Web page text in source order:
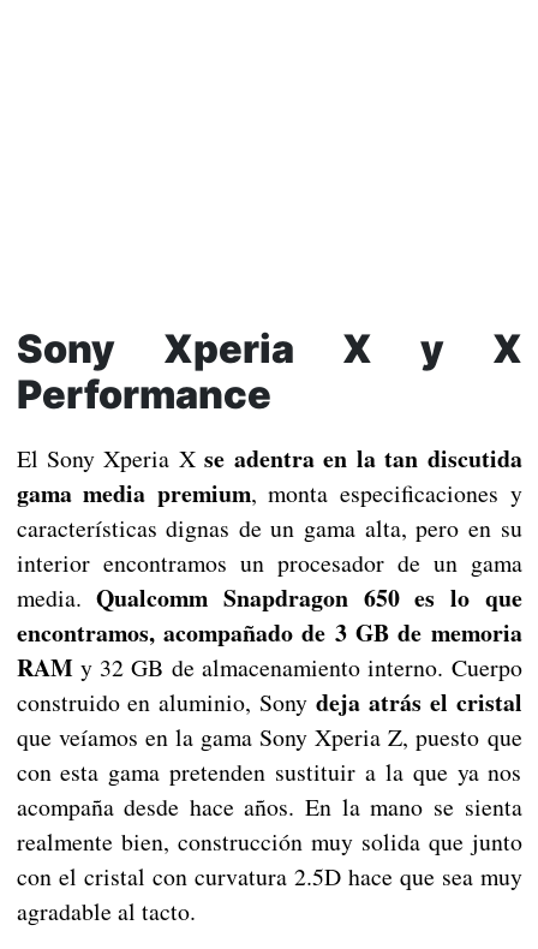
Sony Xperia X y X
Performance
El Sony Xperia Xse adentra en la tan discutida
gama media premium, monta especificaciones y
características dignas de un gama alta, pero en su
interior encontramos un procesador de un gama
media.Qualcomm Snapdragon 650 es lo que
encontramos, acompañado de 3 GB de memoria
RAMy 32 GB de almacenamiento interno. Cuerpo
construido en aluminio, Sony deja atrás el cristal
que veíamos en la gama Sony Xperia Z, puesto que
con esta gama pretenden sustituir a la que ya nos
acompaña desde hace años. En la mano se sienta
realmente bien, construcción muy solida que junto
con el cristal con curvatura 2.5D hace que sea muy
agradable al tacto.